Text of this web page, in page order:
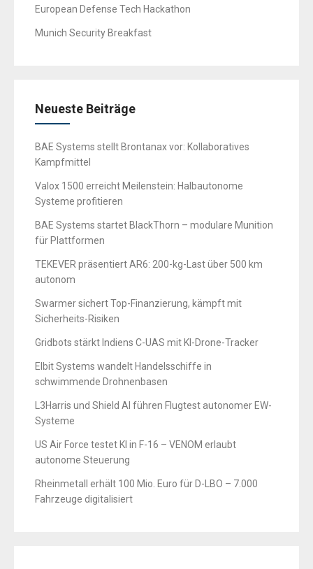
European Defense Tech Hackathon
Munich Security Breakfast
Neueste Beiträge
BAE Systems stellt Brontanax vor: Kollaboratives
Kampfmittel
Valox 1500 erreicht Meilenstein: Halbautonome
Systeme profitieren
BAE Systems startet BlackThorn – modulare Munition
für Plattformen
TEKEVER präsentiert AR6: 200-kg-Last über 500 km
autonom
Swarmer sichert Top-Finanzierung, kämpft mit
Sicherheits-Risiken
Gridbots stärkt Indiens C-UAS mit KI-Drone-Tracker
Elbit Systems wandelt Handelsschiffe in
schwimmende Drohnenbasen
L3Harris und Shield AI führen Flugtest autonomer EW-
Systeme
US Air Force testet KI in F-16 – VENOM erlaubt
autonome Steuerung
Rheinmetall erhält 100 Mio. Euro für D-LBO – 7.000
Fahrzeuge digitalisiert